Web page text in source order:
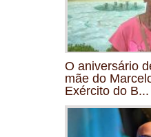
O aniversário
mãe do
Exército do B...